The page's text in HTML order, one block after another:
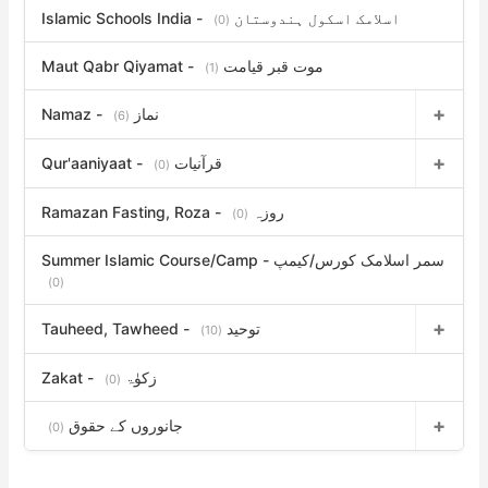
Islamic Schools India - اسلامک اسکول ہندوستان (0)
Maut Qabr Qiyamat - موت قبر قیامت (1)
Namaz - نماز (6)
Qur'aaniyaat - قرآنیات (0)
Ramazan Fasting, Roza - روزہ (0)
Summer Islamic Course/Camp - سمر اسلامک کورس/کیمپ
(0)
Tauheed, Tawheed - توحید (10)
Zakat - زکوٰۃ (0)
جانوروں کے حقوق (0)